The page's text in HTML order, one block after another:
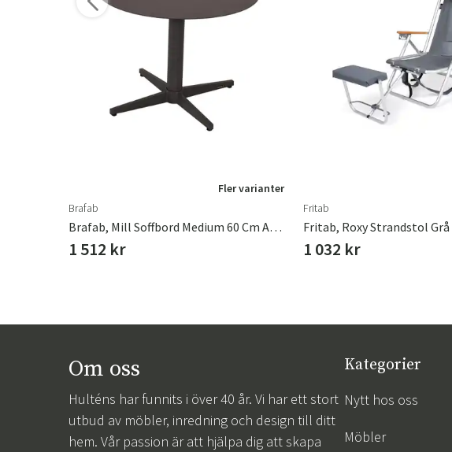
Fler varianter
Brafab
Brafab, Mill Soffbord Medium 60 Cm Anthracite
1 512 kr
Fritab
Fritab, Roxy Strandstol Grå
1 032 kr
Om oss
Hulténs har funnits i över 40 år. Vi har ett stort
utbud av möbler, inredning och design till ditt
hem. Vår passion är att hjälpa dig att skapa
Kategorier
Nytt hos oss
Möbler